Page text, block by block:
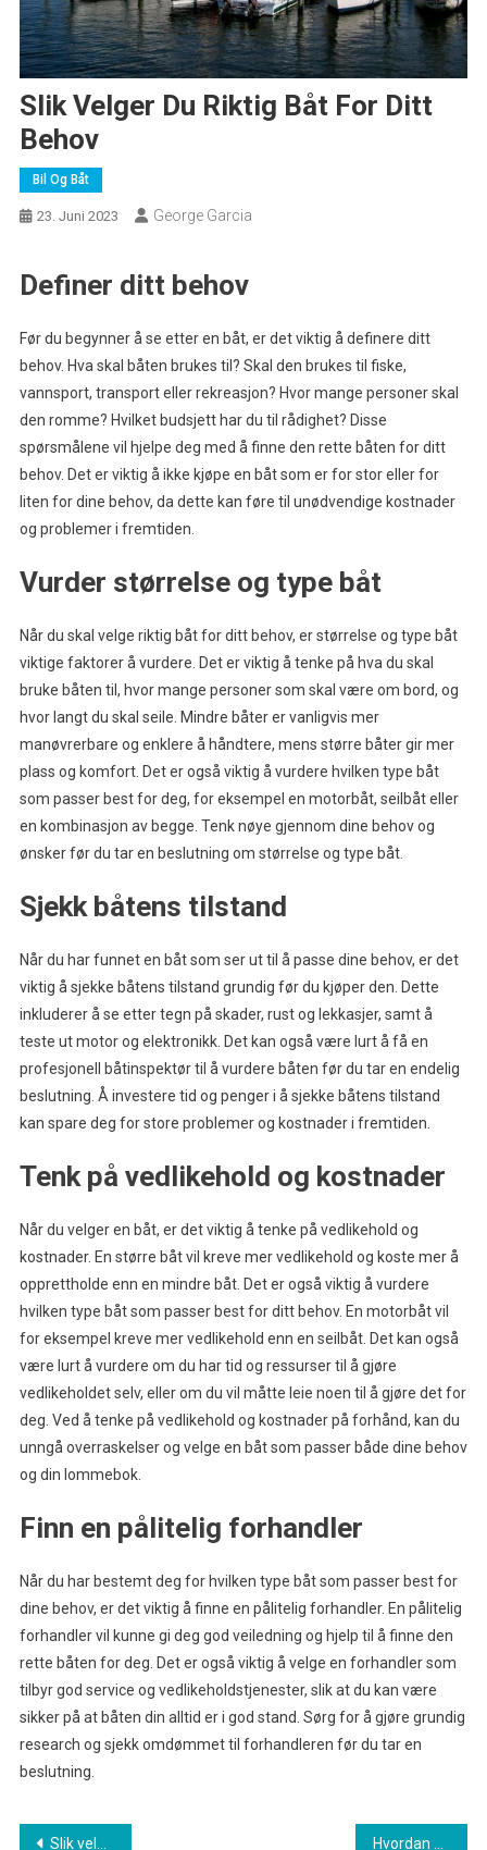
Slik Velger Du Riktig Båt For Ditt
Behov
Bil Og Båt
23. Juni 2023 George Garcia
Definer ditt behov
Før du begynner å se etter en båt, er det viktig å definere ditt
behov. Hva skal båten brukes til? Skal den brukes til fiske,
vannsport, transport eller rekreasjon? Hvor mange personer skal
den romme? Hvilket budsjett har du til rådighet? Disse
spørsmålene vil hjelpe deg med å finne den rette båten for ditt
behov. Det er viktig å ikke kjøpe en båt som er for stor eller for
liten for dine behov, da dette kan føre til unødvendige kostnader
og problemer i fremtiden.
Vurder størrelse og type båt
Når du skal velge riktig båt for ditt behov, er størrelse og type båt
viktige faktorer å vurdere. Det er viktig å tenke på hva du skal
bruke båten til, hvor mange personer som skal være om bord, og
hvor langt du skal seile. Mindre båter er vanligvis mer
manøvrerbare og enklere å håndtere, mens større båter gir mer
plass og komfort. Det er også viktig å vurdere hvilken type båt
som passer best for deg, for eksempel en motorbåt, seilbåt eller
en kombinasjon av begge. Tenk nøye gjennom dine behov og
ønsker før du tar en beslutning om størrelse og type båt.
Sjekk båtens tilstand
Når du har funnet en båt som ser ut til å passe dine behov, er det
viktig å sjekke båtens tilstand grundig før du kjøper den. Dette
inkluderer å se etter tegn på skader, rust og lekkasjer, samt å
teste ut motor og elektronikk. Det kan også være lurt å få en
profesjonell båtinspektør til å vurdere båten før du tar en endelig
beslutning. Å investere tid og penger i å sjekke båtens tilstand
kan spare deg for store problemer og kostnader i fremtiden.
Tenk på vedlikehold og kostnader
Når du velger en båt, er det viktig å tenke på vedlikehold og
kostnader. En større båt vil kreve mer vedlikehold og koste mer å
opprettholde enn en mindre båt. Det er også viktig å vurdere
hvilken type båt som passer best for ditt behov. En motorbåt vil
for eksempel kreve mer vedlikehold enn en seilbåt. Det kan også
være lurt å vurdere om du har tid og ressurser til å gjøre
vedlikeholdet selv, eller om du vil måtte leie noen til å gjøre det for
deg. Ved å tenke på vedlikehold og kostnader på forhånd, kan du
unngå overraskelser og velge en båt som passer både dine behov
og din lommebok.
Finn en pålitelig forhandler
Når du har bestemt deg for hvilken type båt som passer best for
dine behov, er det viktig å finne en pålitelig forhandler. En pålitelig
forhandler vil kunne gi deg god veiledning og hjelp til å finne den
rette båten for deg. Det er også viktig å velge en forhandler som
tilbyr god service og vedlikeholdstjenester, slik at du kan være
sikker på at båten din alltid er i god stand. Sørg for å gjøre grundig
research og sjekk omdømmet til forhandleren før du tar en
beslutning.
Slik velger du riktig type maling for innendørs vegger